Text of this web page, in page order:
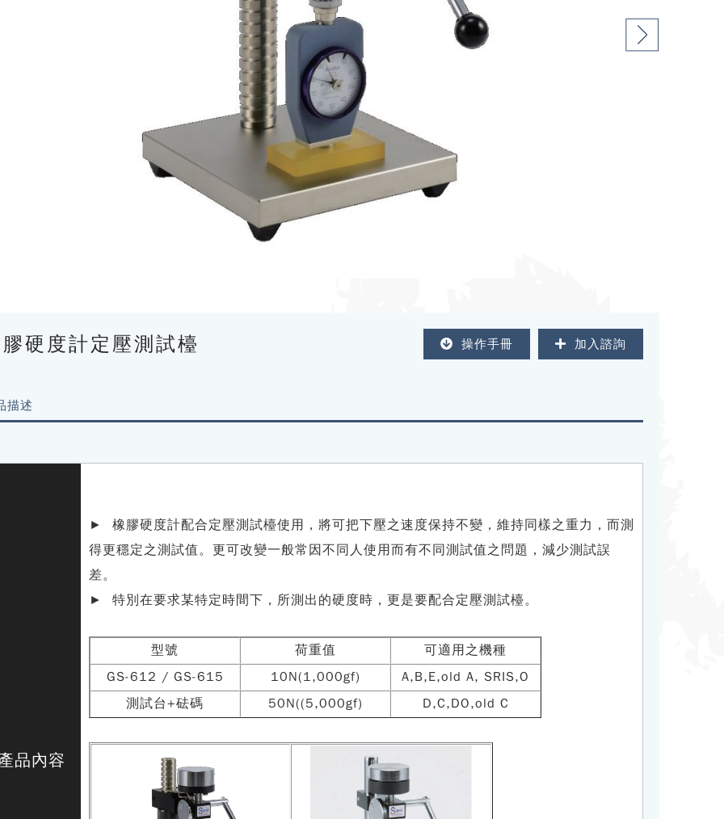
硬度計定壓測試檯 操作手冊 加入諮詢
描述
品內容
► 橡膠硬度計配合定壓測試檯使用，將可把下壓之速度保持不變，維持同樣之重力 ，而測
得更穩定之測試值。更可改變一般常因不同人使用而有不同測試值之問題，減少測試誤
差。
► 特別在要求某特定時間下，所測出的硬度時，更是要配合定壓測試檯。
型號 荷重值
可適用之機種
GS-612 / GS-615
10N(1,000gf)
A,B,E,old A, SRIS,O
測試台+砝碼
50N((5,000gf) D,C,DO,old C